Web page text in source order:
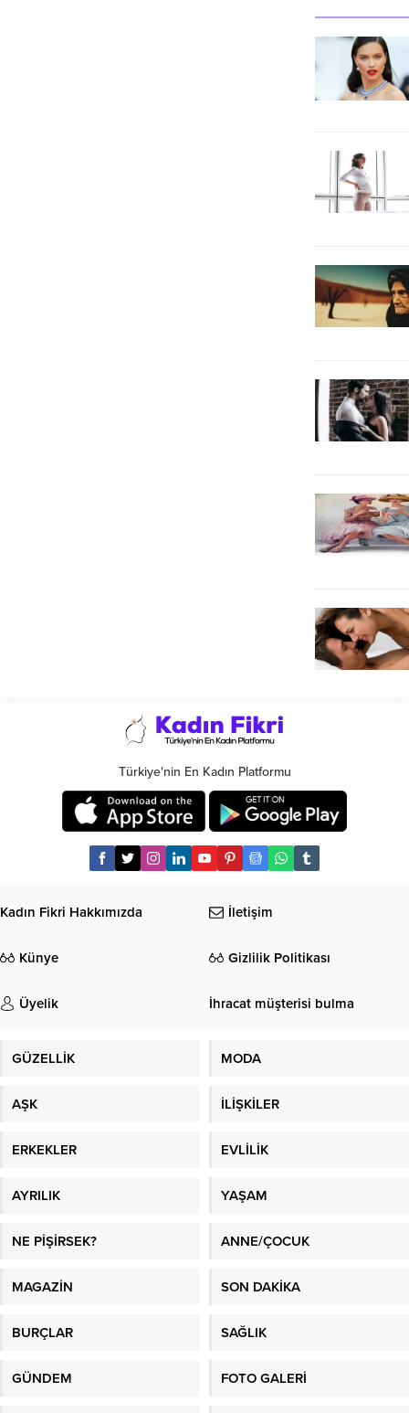
Türkiye'nin En Kadın Platformu
Kadın Fikri Hakkımızda İletişim
Künye Gizlilik Politikası
Üyelik İhracat müşterisi bulma
GÜZELLİK MODA
AŞK İLİŞKİLER
ERKEKLER EVLİLİK
AYRILIK YAŞAM
NE PİŞİRSEK? ANNE/ÇOCUK
MAGAZİN SON DAKİKA
BURÇLAR SAĞLIK
GÜNDEM FOTO GALERİ